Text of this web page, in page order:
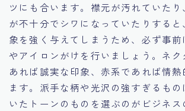
ツにも合います。襟元が汚れていた
が不十分でシワになっていたりする
象を強く与えてしまうため、必ず事
やアイロンがけを行いましょう。ネク
あれば誠実な印象、赤系であれば情
ます。派手な柄や光沢の強すぎるも
いたトーンのものを選ぶのがビジネス